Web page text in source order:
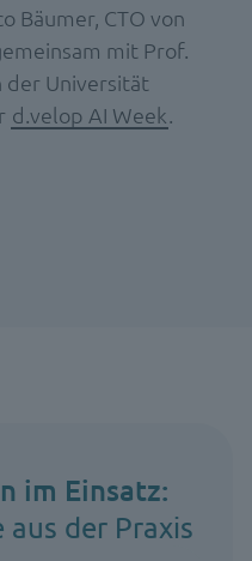
Bäumer, CTO von
mit Prof.
der Universität
d.velop AI Week.
im Einsatz:
der Praxis